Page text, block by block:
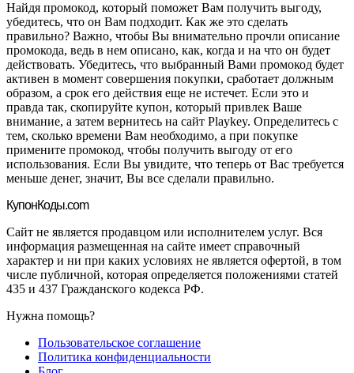
Найдя промокод, который поможет Вам получить выгоду,
убедитесь, что он Вам подходит. Как же это сделать
правильно? Важно, чтобы Вы внимательно прочли описание
промокода, ведь в нем описано, как, когда и на что он будет
действовать. Убедитесь, что выбранный Вами промокод будет
активен в момент совершения покупки, сработает должным
образом, а срок его действия еще не истечет. Если это и
правда так, скопируйте купон, который привлек Ваше
внимание, а затем вернитесь на сайт Playkey. Определитесь с
тем, сколько времени Вам необходимо, а при покупке
примените промокод, чтобы получить выгоду от его
использования. Если Вы увидите, что теперь от Вас требуется
меньше денег, значит, Вы все сделали правильно.
КупонКоды.com
Сайт не является продавцом или исполнителем услуг. Вся
информация размещенная на сайте имеет справочный
характер и ни при каких условиях не является офертой, в том
числе публичной, которая определяется положениями статей
435 и 437 Гражданского кодекса РФ.
Нужна помощь?
Пользовательское соглашение
Политика конфиденциальности